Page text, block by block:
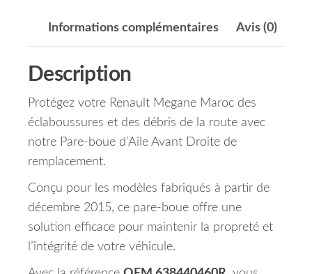
Informations complémentaires Avis (0)
Description
Protégez votre Renault Megane Maroc des
éclaboussures et des débris de la route avec
notre Pare-boue d’Aile Avant Droite de
remplacement.
Conçu pour les modèles fabriqués à partir de
décembre 2015, ce pare-boue offre une
solution efficace pour maintenir la propreté et
l’intégrité de votre véhicule.